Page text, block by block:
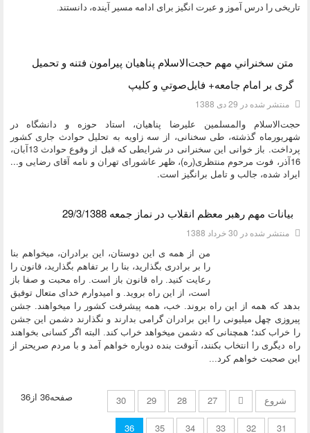
تاریخی را درس آموز و عبرت انگیز برای ادامه مسیر آینده، دانستند.
متن سخنراني مهم حجت‌الاسلام پناهيان پیرامون فتنه و تحمیل
گری بر امام جامعه+ فايل‌صوتي و كليپ
منتشر شده در 29 دی 1388
حجت‌الاسلام والمسلمين علیرضا پناهیان، استاد حوزه و دانشگاه در
شهریورماه گذشته، طی سخنانی، از سه زاویه به تحلیل حوادث جاری کشور
پرداخت. باز خوانی این سخنرانی در شرایطی که قبل از وقوع حوادث 13آبان،
16آذر، فوت مرحوم منتظری(ره)، ظهر عاشورای تهران و نامه آقای رضایی و...
ایراد شده، جالب و تامل برانگیز است.
بیانات مهم رهبر معظم انقلاب در نماز جمعه 29/3/1388
منتشر شده در 30 خرداد 1388
من از همه‏ ى این دوستان، این برادران، میخواهم بنا
را بر برادرى بگذارید، بنا را بر تفاهم بگذارید، قانون را
رعایت كنید. راه قانون باز است. راه محبت و صفا باز
است، از این راه بروید. و امیدوارم خداى متعال توفیق
بدهد كه همه از این راه بروند. خب، همه پیشرفت كشور را میخواهند. جشن
پیروزى چهل میلیونى را این برادران گرامى بدارند و نگذارند دشمن این جشن
را خراب كند؛ همچنانى كه دشمن میخواهد خراب كند. البته اگر كسانى بخواهند
راه دیگرى را انتخاب بكنند، آنوقت بنده دوباره خواهم آمد و با مردم صریحتر از
این صحبت خواهم كرد...
صفحه36 از36 شروع 27
28
29
30
31
32
33
34
35
36